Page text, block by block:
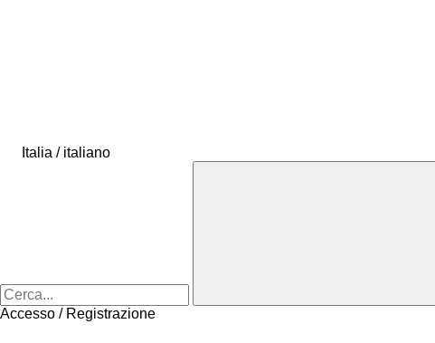
Italia / italiano
Accesso / Registrazione